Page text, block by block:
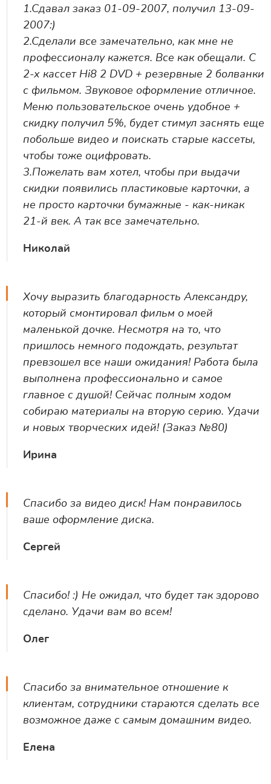
1.Сдавал заказ 01-09-2007, получил 13-09-
2007:)
2.Сделали все замечательно, как мне не
профессионалу кажется. Все как обещали. С
2-х кассет Hi8 2 DVD + резервные 2 болванки
с фильмом. Звуковое оформление отличное.
Меню пользовательское очень удобное +
скидку получил 5%, будет стимул заснять еще
побольше видео и поискать старые кассеты,
чтобы тоже оцифровать.
3.Пожелать вам хотел, чтобы при выдачи
скидки появились пластиковые карточки, а
не просто карточки бумажные - как-никак
21-й век. А так все замечательно.
Николай
Хочу выразить благодарность Александру,
который смонтировал фильм о моей
маленькой дочке. Несмотря на то, что
пришлось немного подождать, результат
превзошел все наши ожидания! Работа была
выполнена профессионально и самое
главное с душой! Сейчас полным ходом
собираю материалы на вторую серию. Удачи
и новых творческих идей! (Заказ №80)
Ирина
Спасибо за видео диск! Нам понравилось
ваше оформление диска.
Сергей
Спасибо! :) Не ожидал, что будет так здорово
сделано. Удачи вам во всем!
Олег
Спасибо за внимательное отношение к
клиентам, сотрудники стараются сделать все
возможное даже с самым домашним видео.
Елена